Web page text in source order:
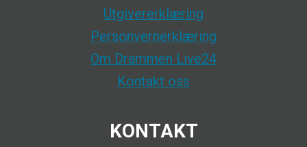
Utgivererklæring
Personvernerklæring
Om Drammen Live24
Kontakt oss
KONTAKT